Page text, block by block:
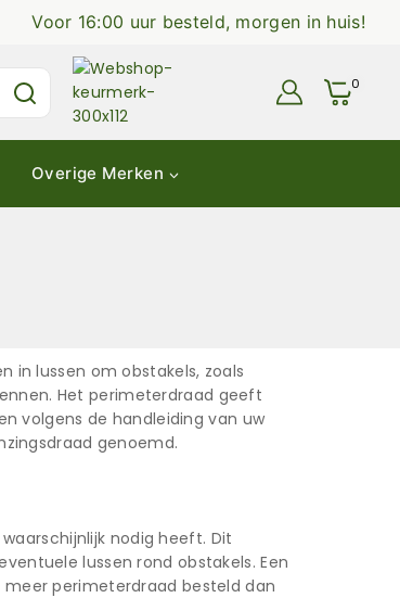
Voor 16:00 uur besteld, morgen in huis!
0
Overige Merken
in lussen om obstakels, zoals
Het perimeterdraad geeft
volgens de handleiding van uw
genoemd.
nodig heeft. Dit
lussen rond obstakels. Een
perimeterdraad besteld dan